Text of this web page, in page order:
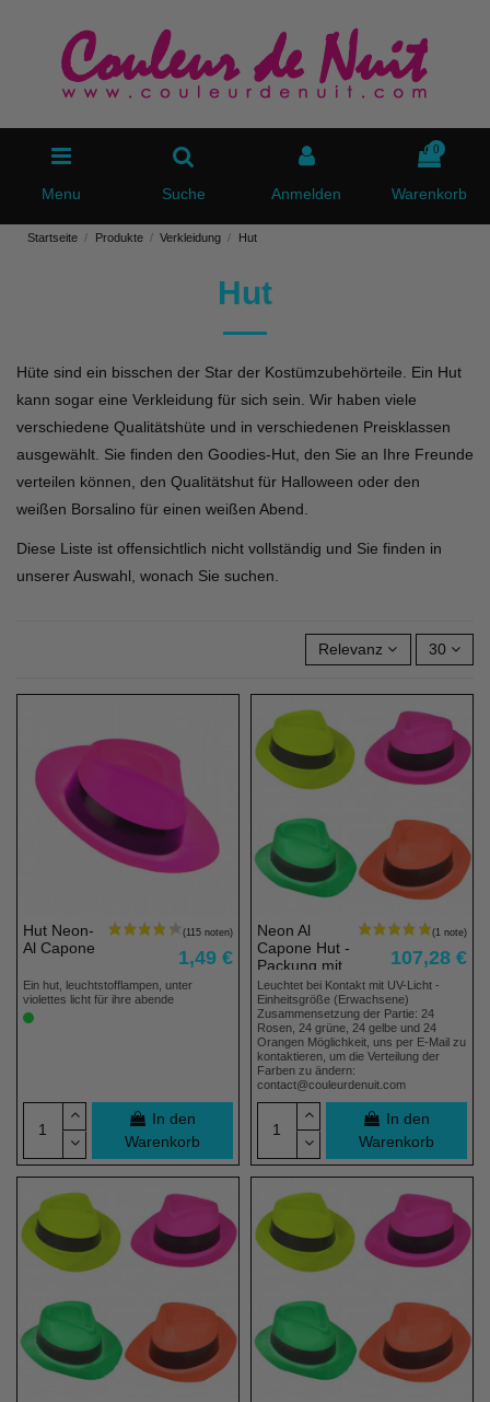
Menu Suche Anmelden
0
Warenkorb
Startseite Produkte Verkleidung Hut
Hut
Hüte sind ein bisschen der Star der Kostümzubehörteile. Ein Hut
kann sogar eine Verkleidung für sich sein. Wir haben viele
verschiedene Qualitätshüte und in verschiedenen Preisklassen
ausgewählt. Sie finden den Goodies-Hut, den Sie an Ihre Freunde
verteilen können, den Qualitätshut für Halloween oder den
weißen Borsalino für einen weißen Abend.
Diese Liste ist offensichtlich nicht vollständig und Sie finden in
unserer Auswahl, wonach Sie suchen.
Relevanz 30
Hut Neon-
Al Capone
1,49 €
Ein hut, leuchtstofflampen, unter
violettes licht für ihre abende
In den
Warenkorb
Artikelbündel
Neon Al
Capone Hut -
Packung mit
96 Stück
107,28 €
Leuchtet bei Kontakt mit UV-Licht -
Einheitsgröße (Erwachsene)
Zusammensetzung der Partie: 24
Rosen, 24 grüne, 24 gelbe und 24
Orangen Möglichkeit, uns per E-Mail zu
kontaktieren, um die Verteilung der
Farben zu ändern:
contact@couleurdenuit.com
In den
Warenkorb
Artikelbündel Artikelbündel